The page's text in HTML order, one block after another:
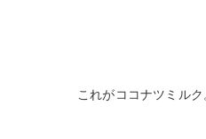
これがココナツミル